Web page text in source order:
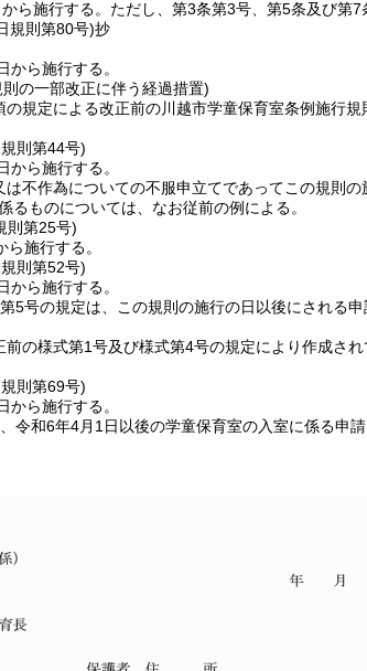
ら施行する。 ただし、第3条第3号、第5条及び第7
規則第80号)抄
から施行する。
の一部改正に伴う経過措置)
の規定による改正前の川越市学童保育室条例施行
規則第44号)
から施行する。
不作為についての不服申立てであってこの規則
るものについては、なお従前の例による。
則第25号)
施行する。
規則第52号)
から施行する。
5号の規定は、この規則の施行の日以後にされる
前の様式第1号及び様式第4号の規定により作成さ
規則第69号)
から施行する。
令和6年4月1日以後の学童保育室の入室に係る申